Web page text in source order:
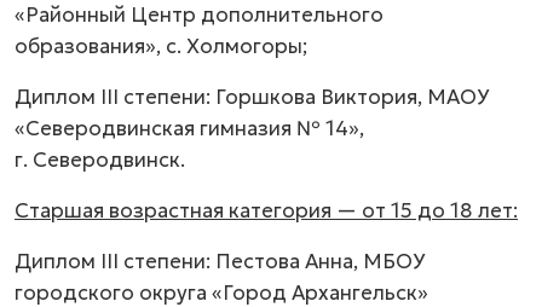
«Районный Центр дополнительного
образования», с. Холмогоры;
Диплом III степени: Горшкова Виктория, МАОУ
«Северодвинская гимназия № 14»,
г. Северодвинск.
Старшая возрастная категория — от 15 до 18 лет:
Диплом III степени: Пестова Анна, МБОУ
городского округа «Город Архангельск»